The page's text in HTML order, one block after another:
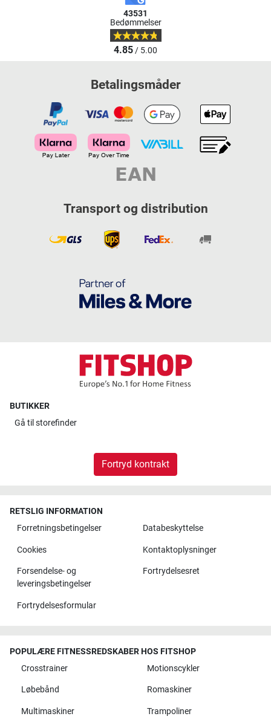
43531
Bedømmelser
4.85/ 5.00
Betalingsmåder
Transport og distribution
BUTIKKER
Gå til storefinder
Fortryd kontrakt
RETSLIG INFORMATION
Forretningsbetingelser
Databeskyttelse
Cookies Kontaktoplysninger
Forsendelse- og
leveringsbetingelser
Fortrydelsesret
Fortrydelsesformular
POPULÆRE FITNESSREDSKABER HOS FITSHOP
Crosstrainer
Motionscykler
Løbebånd Romaskiner
Multimaskiner Trampoliner